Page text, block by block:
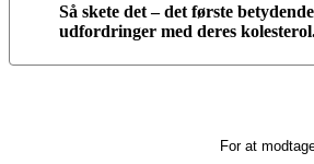
Så skete det – det første
udfordringer med deres
For at